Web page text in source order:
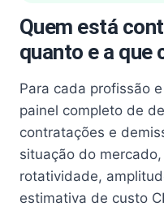
Quem está
quanto e a que
Para cada profissão
painel completo de
contratações e
situação do
rotatividade,
estimativa de custo